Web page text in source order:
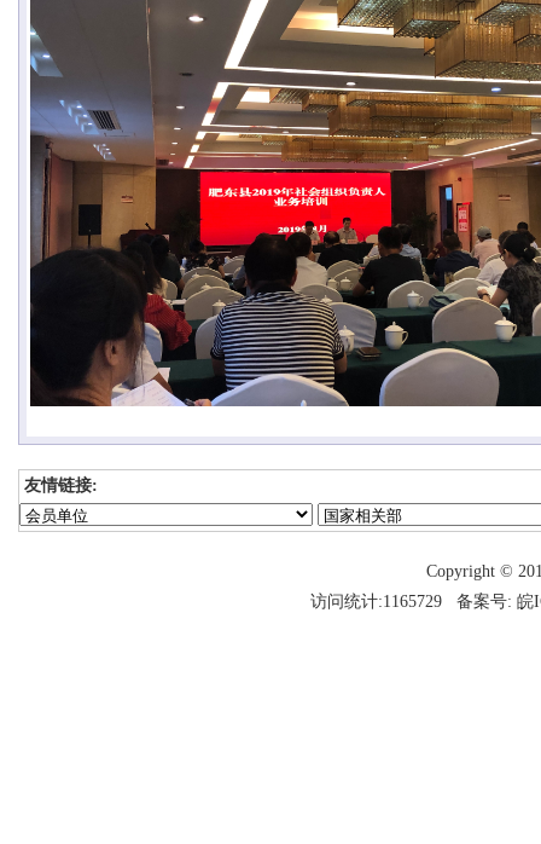
友情链接:
Copyright ©
访问统计:1165729 备案号: 皖